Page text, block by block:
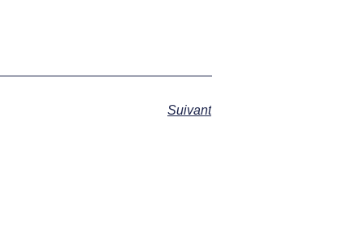
Suivant